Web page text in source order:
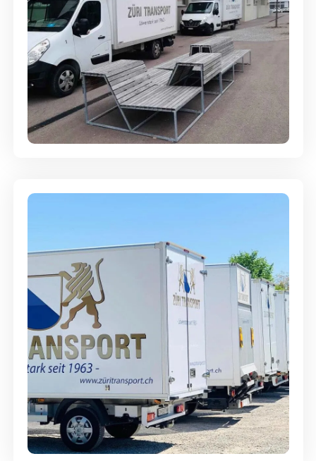
Umzugsreinigung - mit
Abgabegarantie
Möbellagerung - Alles sicher
aufbewahrt